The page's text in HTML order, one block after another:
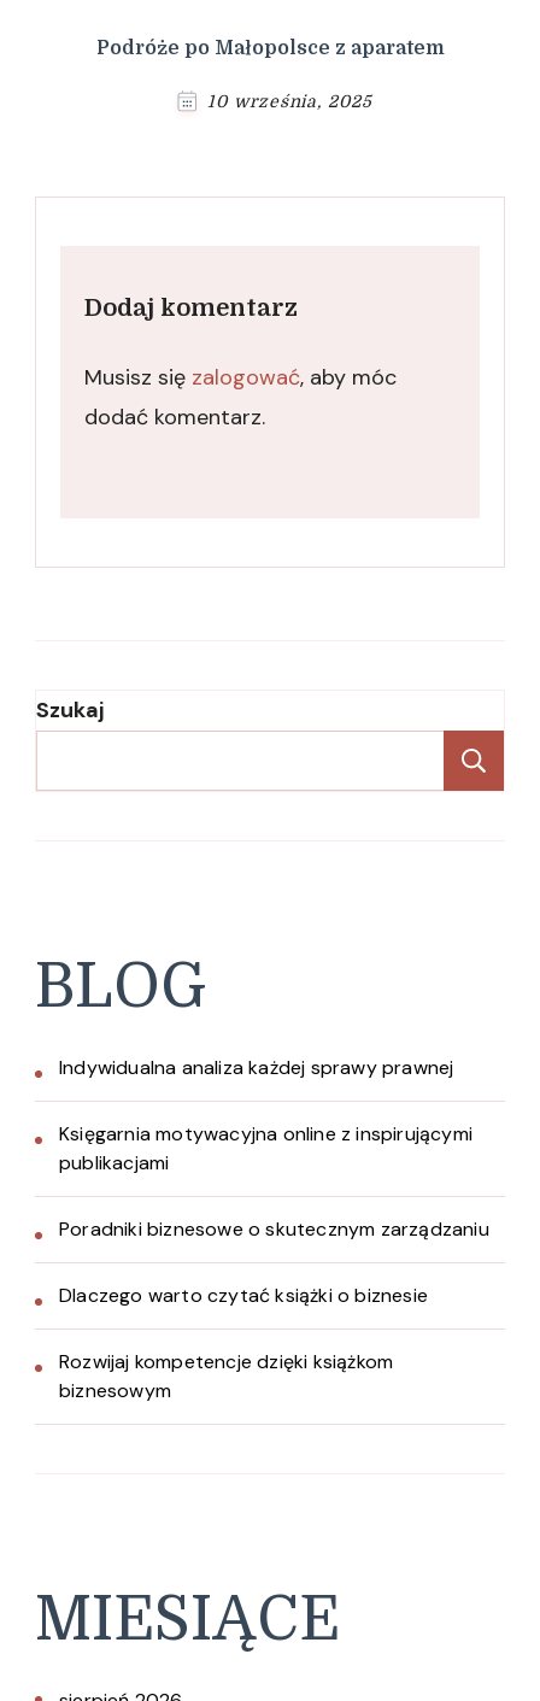
Podróże po Małopolsce z aparatem
10 września, 2025
Dodaj komentarz
Musisz się zalogować, aby móc
dodać komentarz.
Szukaj
BLOG
Indywidualna analiza każdej sprawy prawnej
Księgarnia motywacyjna online z inspirującymi
publikacjami
Poradniki biznesowe o skutecznym zarządzaniu
Dlaczego warto czytać książki o biznesie
Rozwijaj kompetencje dzięki książkom
biznesowym
MIESIĄCE